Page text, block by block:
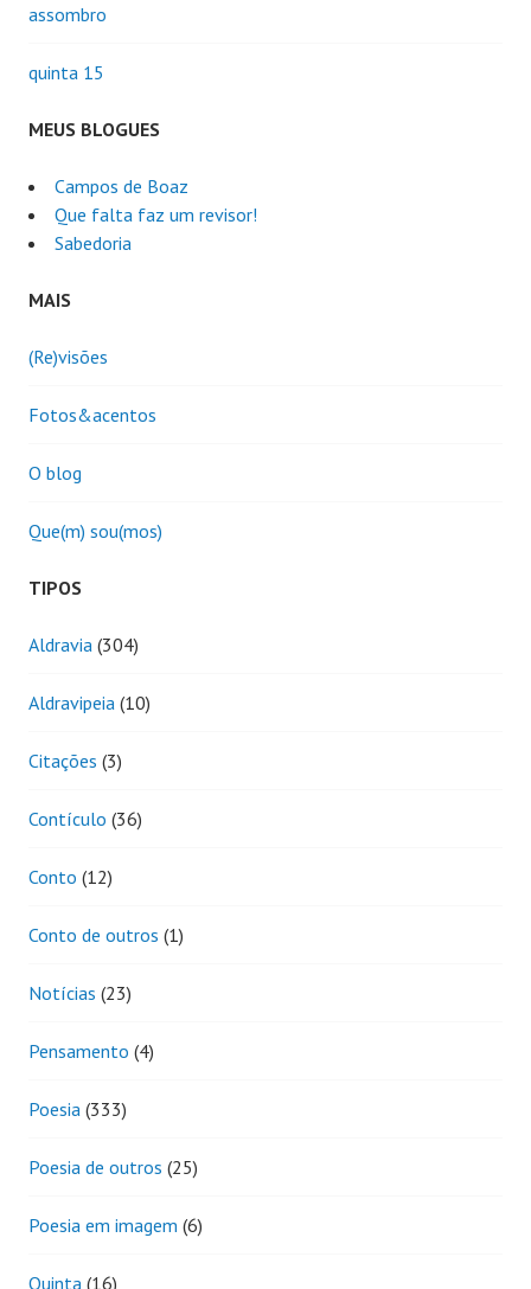
assombro
quinta 15
MEUS BLOGUES
Campos de Boaz
Que falta faz um revisor!
Sabedoria
MAIS
(Re)visões
Fotos&acentos
O blog
Que(m) sou(mos)
TIPOS
Aldravia (304)
Aldravipeia (10)
Citações (3)
Contículo (36)
Conto (12)
Conto de outros (1)
Notícias (23)
Pensamento (4)
Poesia (333)
Poesia de outros (25)
Poesia em imagem (6)
Quinta (16)